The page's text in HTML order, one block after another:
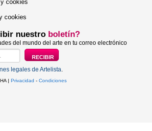
cookies
cookies
nuestro boletín?
del mundo del arte en tu correo electrónico
legales de Artelista.
| Privacidad - Condiciones